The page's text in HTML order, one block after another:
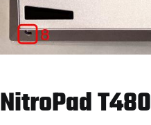
NitroPad T480